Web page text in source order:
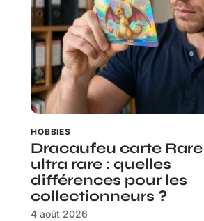
HOBBIES
Dracaufeu carte
ultra rare : quelles
différences pour les
collectionneurs ?
4 août 2026